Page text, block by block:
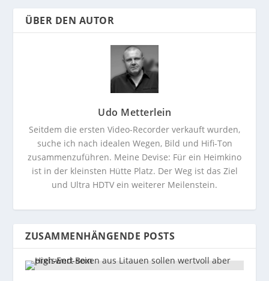
ÜBER DEN AUTOR
Udo Metterlein
Seitdem die ersten Video-Recorder verkauft wurden,
suche ich nach idealen Wegen, Bild und Hifi-Ton
zusammenzuführen. Meine Devise: Für ein Heimkino
ist in der kleinsten Hütte Platz. Der Weg ist das Ziel
und Ultra HDTV ein weiterer Meilenstein.
ZUSAMMENHÄNGENDE POSTS